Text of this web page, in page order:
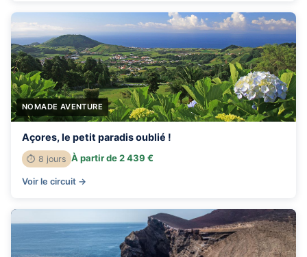
NOMADE AVENTURE
Açores, le petit paradis oublié !
⏱ 8 jours À partir de 2 439 €
Voir le circuit →